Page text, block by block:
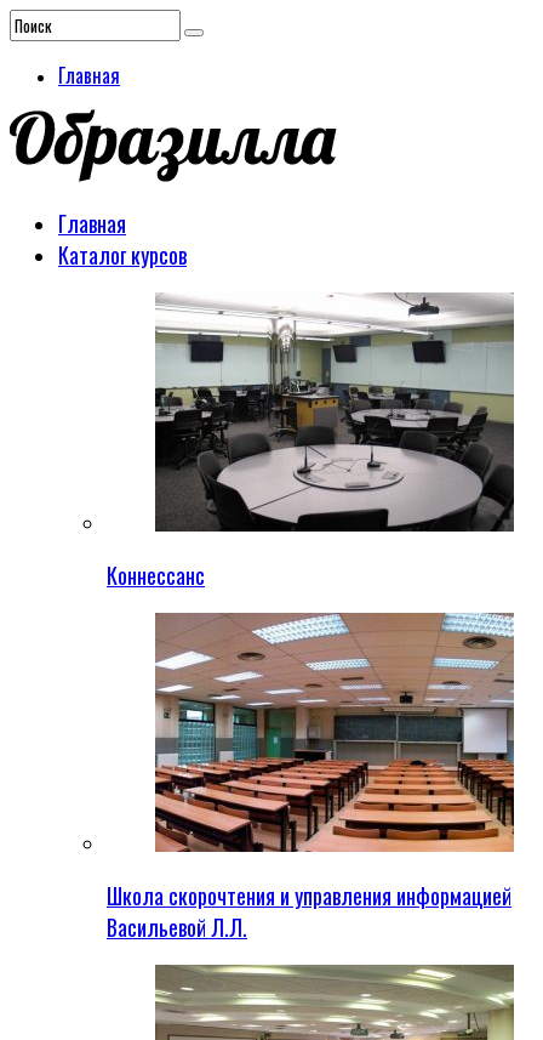
Главная
Главная
Каталог курсов
Коннессанс
Школа скорочтения и управления информацией
Васильевой Л.Л.